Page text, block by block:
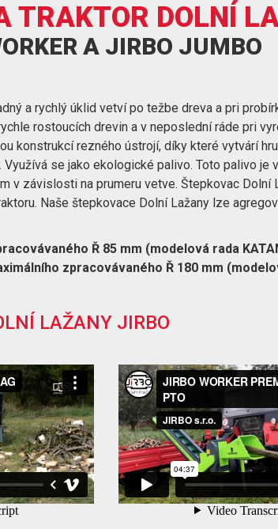
TRAKTOR DOLNÍ
A JIRBO JUMBO
a rychlý úklid vetví po težbe dreva a pri
rostoucích drevin a v neposlední ráde pri
konstrukcí rezného ústrojí, díky které vytvárí
se jako ekologické palivo. Toto palivo je
v závislosti na prumeru vetve. Štepkovac Dolní
Naše štepkovace Dolní Lažany lze
Ř 85 mm (modelová rada
zpracovávaného Ř 180 mm
LAŽANY JIRBO